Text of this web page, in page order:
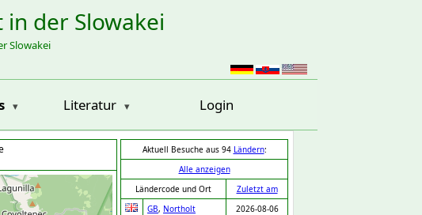
der Slowakei
Slowakei
Literatur Login
Aktuell Besuche aus 94 Ländern:
Alle anzeigen
Ländercode und Ort
Zuletzt am
GB, Northolt
2026-08-06